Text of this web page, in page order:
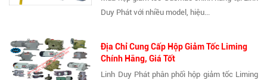
Duy Phát với nhiều model, hiệu...
Địa Chỉ Cung Cấp Hộp Giảm Tốc Liming
Chính Hãng, Giá Tốt
Linh Duy Phát phân phối hộp giảm tốc Liming